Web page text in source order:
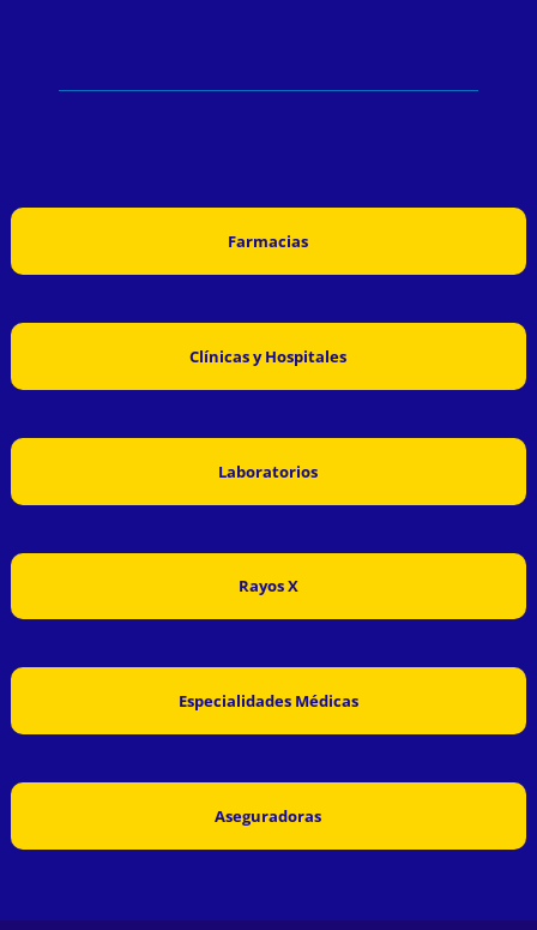
Farmacias
Clínicas y Hospitales
Laboratorios
Rayos X
Especialidades Médicas
Aseguradoras